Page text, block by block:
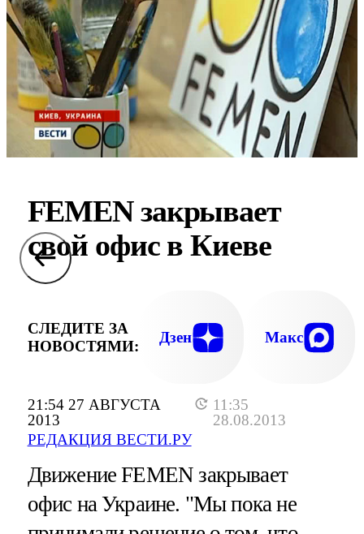
21:54 27 АВГУСТА
2013
11:35
28.08.2013
РЕДАКЦИЯ ВЕСТИ.РУ
FEMEN закрывает
свой офис в Киеве
СЛЕДИТЕ ЗА
НОВОСТЯМИ:
Дзен Макс
Движение FEMEN закрывает
офис на Украине. "Мы пока не